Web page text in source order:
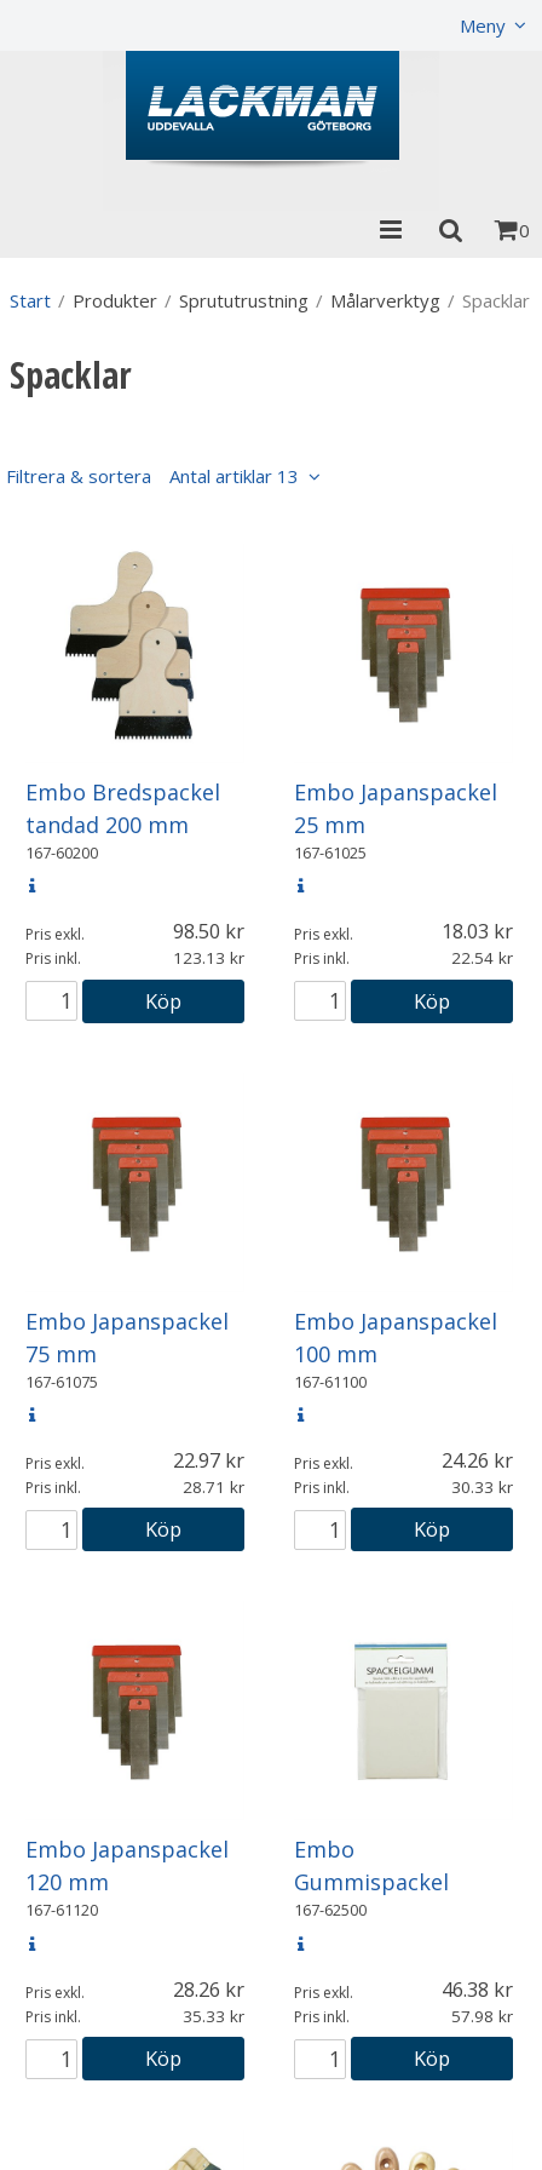
Meny
0
Start / Produkter / Sprututrustning / Målarverktyg / Spacklar
Spacklar
Filtrera & sortera Antal artiklar 13
Embo Bredspackel
tandad 200 mm
167-60200
Pris exkl. 98.50
Pris inkl. 123.13
Köp
Embo Japanspackel
25 mm
167-61025
Pris exkl. 18.03
Pris inkl. 22.54
Köp
Embo Japanspackel
75 mm
167-61075
Pris exkl. 22.97
Pris inkl. 28.71
Köp
Embo Japanspackel
100 mm
167-61100
Pris exkl. 24.26
Pris inkl. 30.33
Köp
Embo Japanspackel
120 mm
167-61120
Pris exkl. 28.26
Pris inkl. 35.33
Köp
Embo
Gummispackel
167-62500
Pris exkl. 46.38
Pris inkl. 57.98
Köp